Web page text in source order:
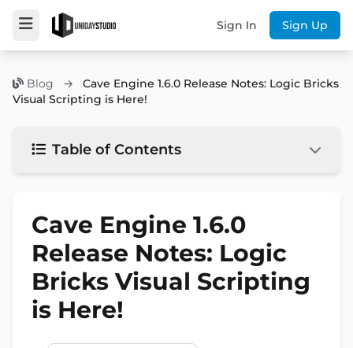
Sign In Sign Up
Blog →
Cave Engine 1.6.0 Release Notes: Logic Bricks
Visual Scripting is Here!
Table of Contents
Cave Engine 1.6.0
Release Notes: Logic
Bricks Visual Scripting
is Here!